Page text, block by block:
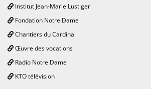
Institut Jean-Marie Lustiger
Fondation Notre Dame
Chantiers du Cardinal
Œuvre des vocations
Radio Notre Dame
KTO télévision